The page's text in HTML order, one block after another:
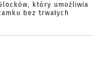
który umożliwia
bez trwałych